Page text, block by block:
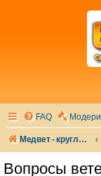
FAQ
Медвет - круглосуточная ветеринарная клиника в Москве
Вопросы